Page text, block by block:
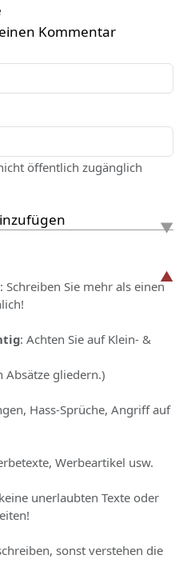
Kommentar
öffentlich zugänglich
: Schreiben Sie mehr als einen
: Achten Sie auf Klein- &
Absätze gliedern.)
Hass-Sprüche, Angriff auf
Werbeartikel usw.
unerlaubten Texte oder
sonst verstehen die